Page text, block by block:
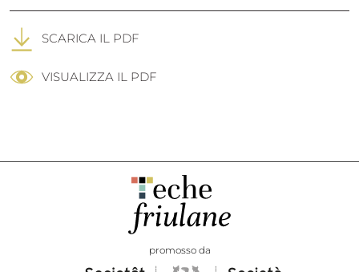
SCARICA IL PDF
VISUALIZZA IL PDF
promosso da